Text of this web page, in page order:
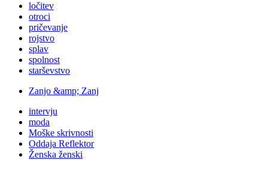
ločitev
otroci
pričevanje
rojstvo
splav
spolnost
starševstvo
Zanjo &amp; Zanj
intervju
moda
Moške skrivnosti
Oddaja Reflektor
Ženska ženski